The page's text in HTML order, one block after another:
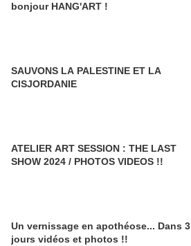
bonjour HANG'ART !
SAUVONS LA PALESTINE ET LA
CISJORDANIE
ATELIER ART SESSION : THE LAST
SHOW 2024 / PHOTOS VIDEOS !!
Un vernissage en apothéose... Dans 3
jours vidéos et photos !!